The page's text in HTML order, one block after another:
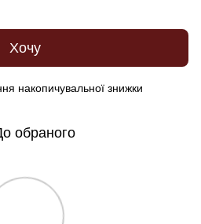
Хочу
накопичувальної знижки
обраного